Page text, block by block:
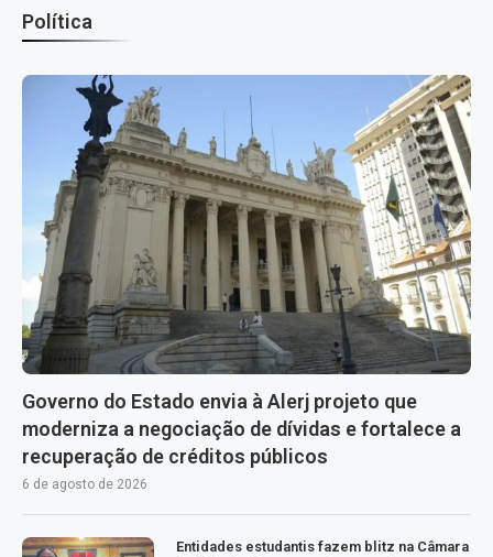
Política
Governo do Estado envia à Alerj projeto que
moderniza a negociação de dívidas e fortalece a
recuperação de créditos públicos
6 de agosto de 2026
Entidades estudantis fazem blitz na Câmara